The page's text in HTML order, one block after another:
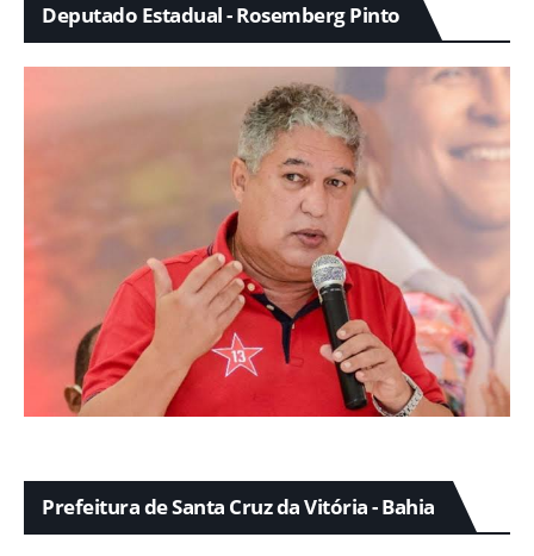
Deputado Estadual - Rosemberg Pinto
Prefeitura de Santa Cruz da Vitória - Bahia